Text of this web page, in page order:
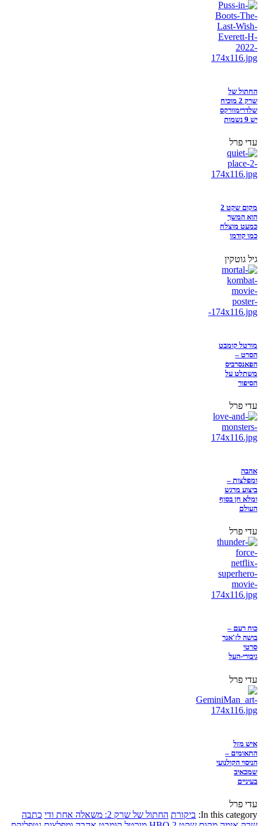
החתול של
שרק 2 מוכיח
שלדרימוורקס
יש 9 נשמות
עדי פרל
מקום שקט 2
הוא המשך
כמעט מוצלח
כמו קודמו
גיל גוטקין
מורטל קומבט
הסרט –
הפאנסרביס
משתלט על
הסיפור
עדי פרל
אהבה
ומפלצות –
ביצוע מרגש
ומלא חן בסוף
העולם
עדי פרל
כוח רעם –
בושה לז'אנר
סרטי
גיבורי-העל
עדי פרל
איש מזל
התאומים –
הניסוי הקולנועי
שמכאיב
בעיניים
עדי פרל
In this category: ביקורת החתול של שרק 2: משאלה אחת ודי
כתבה